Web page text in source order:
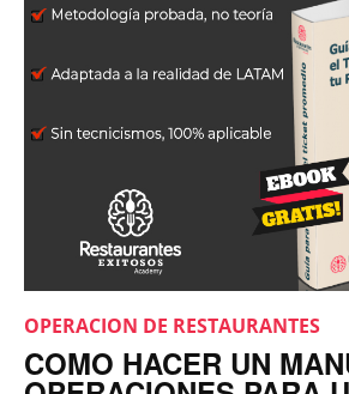
OPERACION DE RESTAURANTES
COMO HACER UN